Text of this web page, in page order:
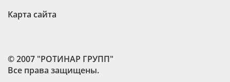
© 2007 "РОТИНАР ГРУПП"
Все права защищены.
Карта сайта